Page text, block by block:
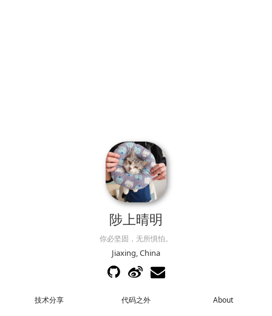
陟上晴明
你必坚固，无所惧怕。
Jiaxing, China
技术分享 代码之外 About